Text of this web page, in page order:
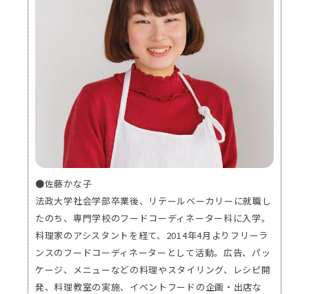
●佐藤かな子
法政大学社会学部卒業後、リテールベーカリーに就職し
たのち、専門学校のフードコーディネーター科に入学。
料理家のアシスタントを経て、2014年4月よりフリーラ
ンスのフードコーディネーターとして活動。広告、パッ
ケージ、メニューなどの料理やスタイリング、レシピ開
発、料理教室の実施、イベントフードの企画・出店な